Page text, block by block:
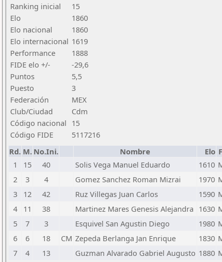
Ranking inicial
15
Elo
1860
Elo nacional
1860
Elo internacional 1619
Performance
1888
FIDE elo +/-
-29,6
Puntos
5,5
Puesto
3
Federación
MEX
Club/Ciudad
Cdm
Código nacional 15
Código FIDE
5117216
Rd. M. No.Ini. Nombre Elo
1
15 40 Solis Vega Manuel Eduardo 1610
2
3 4 Gomez Sanchez Roman Mizrai 1970
3
12 42 Ruz Villegas Juan Carlos 1590
4
11 38 Martinez Mares Genesis Alejandra 1630
5
7 3 Esquivel San Agustin Diego 1980
6
6 18 CM Zepeda Berlanga Jan Enrique 1830
7
4 13 Guzman Alvarado Gabriel Augusto 1880